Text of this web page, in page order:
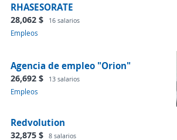
RHASESORATE
28,062 $ 16 salarios
Empleos
Agencia de empleo "Orion"
26,692 $ 13 salarios
Empleos
Redvolution
32,875 $ 8 salarios